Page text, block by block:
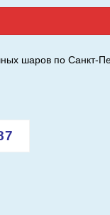
шаров по Санкт-